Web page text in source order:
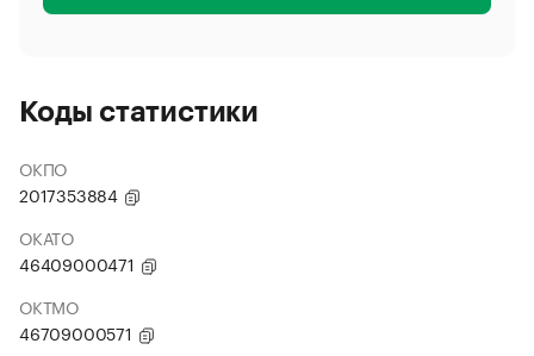
Коды статистики
ОКПО
2017353884
ОКАТО
46409000471
ОКТМО
46709000571